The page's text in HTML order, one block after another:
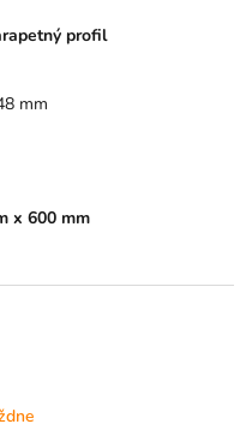
profil
mm
x 600 mm